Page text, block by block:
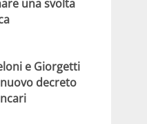
una svolta
e Giorgetti
decreto